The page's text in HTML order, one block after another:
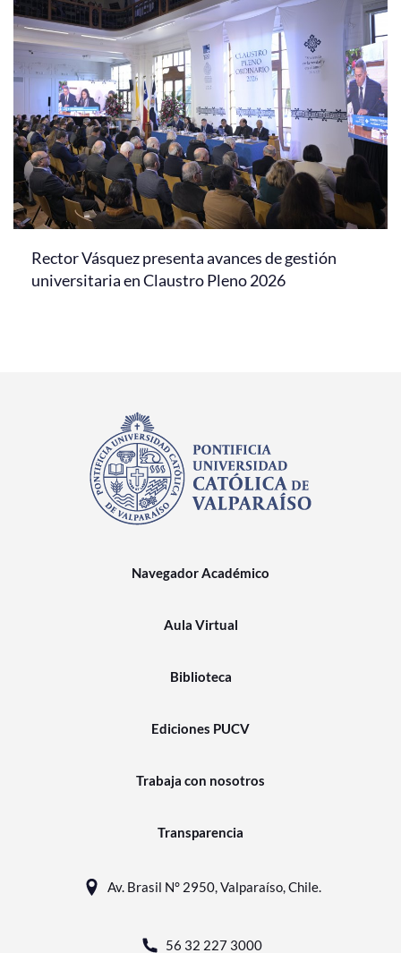
Rector Vásquez presenta avances de gestión
universitaria en Claustro Pleno 2026
Navegador Académico
Aula Virtual
Biblioteca
Ediciones PUCV
Trabaja con nosotros
Transparencia
Av. Brasil N° 2950, Valparaíso, Chile.
56 32 227 3000